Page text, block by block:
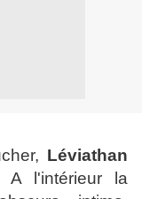
Léviathan
A l'intérieur la